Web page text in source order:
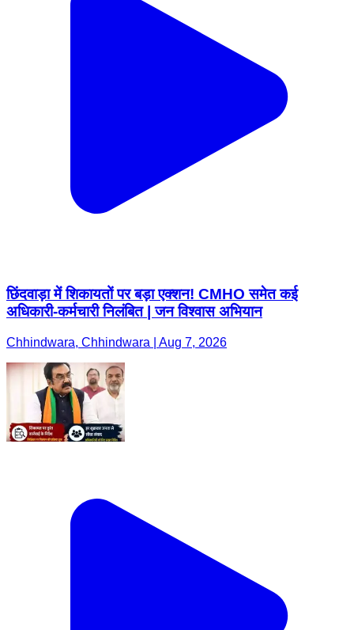
छिंदवाड़ा में शिकायतों पर बड़ा एक्शन! CMHO समेत कई
अधिकारी-कर्मचारी निलंबित | जन विश्वास अभियान
Chhindwara, Chhindwara | Aug 7, 2026